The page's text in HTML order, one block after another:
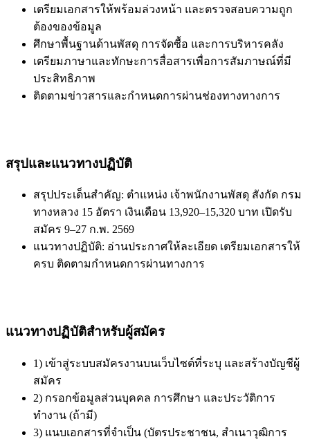
เตรียมเอกสารให้พร้อมล่วงหน้า และตรวจสอบความถูก
ต้องของข้อมูล
ศึกษาพื้นฐานด้านพัสดุ การจัดซื้อ และการบริหารคลัง
เตรียมภาษาและทักษะการสื่อสารเพื่อการสัมภาษณ์ที่มี
ประสิทธิภาพ
ติดตามข่าวสารและกำหนดการผ่านช่องทางทางการ
สรุปและแนวทางปฏิบัติ
สรุปประเด็นสำคัญ: ตำแหน่ง เจ้าพนักงานพัสดุ สังกัด กรม
ทางหลวง 15 อัตรา เงินเดือน 13,920–15,320 บาท เปิดรับ
สมัคร 9–27 ก.พ. 2569
แนวทางปฏิบัติ: อ่านประกาศให้ละเอียด เตรียมเอกสารให้
ครบ ติดตามกำหนดการผ่านทางการ
แนวทางปฏิบัติสำหรับผู้สมัคร
1) เข้าสู่ระบบสมัครงานบนเว็บไซต์ที่ระบุ และสร้างบัญชีผู้
สมัคร
2) กรอกข้อมูลส่วนบุคคล การศึกษา และประวัติการ
ทำงาน (ถ้ามี)
3) แนบเอกสารที่จำเป็น (บัตรประชาชน, สำเนาวุฒิการ